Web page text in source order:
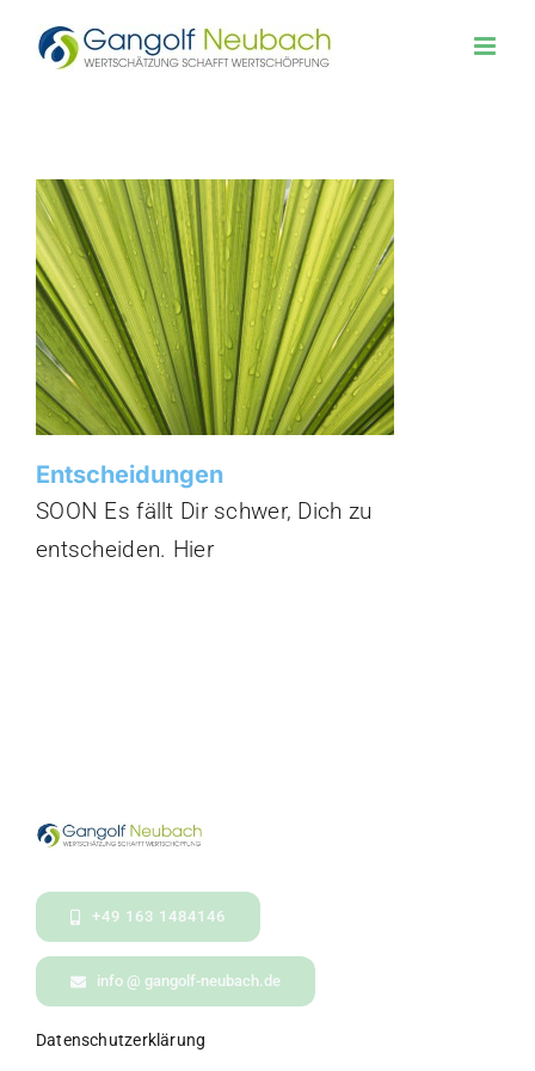
Inhalt
Entscheidungen
Entscheidungen
SOON Es fällt Dir schwer, Dich zu
entscheiden. Hier
+49 163 1484146
info @ gangolf-neubach.de
Datenschutzerklärung